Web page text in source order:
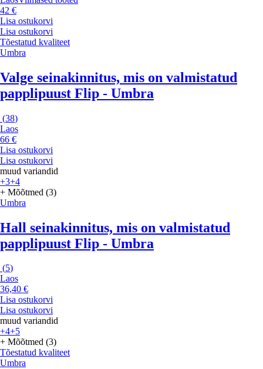
42 €
Lisa ostukorvi
Lisa ostukorvi
Tõestatud kvaliteet
Umbra
Valge seinakinnitus, mis on valmistatud
papplipuust Flip - Umbra
(38)
Laos
66 €
Lisa ostukorvi
Lisa ostukorvi
muud variandid
+3+4
+ Mõõtmed (3)
Umbra
Hall seinakinnitus, mis on valmistatud
papplipuust Flip - Umbra
(5)
Laos
36,40 €
Lisa ostukorvi
Lisa ostukorvi
muud variandid
+4+5
+ Mõõtmed (3)
Tõestatud kvaliteet
Umbra